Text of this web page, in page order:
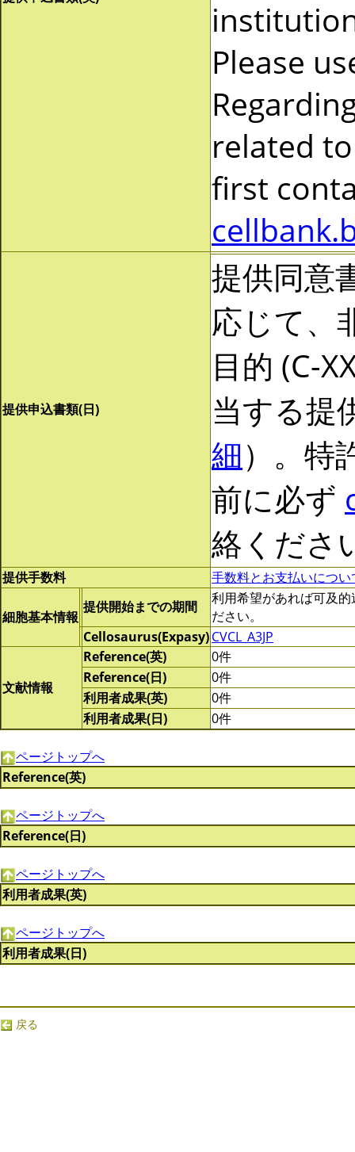
Please
related
first
提供申込書類(日)
提供同意
応じて、
目的 (C-
当する提
細）。特
前に必ず
絡くださ
提供手数料 手数料とお支払いにつ
細胞基本情報
提供開始までの期間
利用希望があれば可及
ださい。
Cellosaurus(Expasy)CVCL_A3JP
文献情報
Reference(英)
0件
Reference(日)
0件
利用者成果(英)
0件
利用者成果(日)
0件
ページトップへ
Reference(英)
ページトップへ
Reference(日)
ページトップへ
利用者成果(英)
ページトップへ
利用者成果(日)
戻る